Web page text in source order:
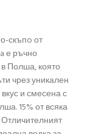
скъпo от
е ръчно
Полша, която
чрез уникален
и смесена с
15% от всяка